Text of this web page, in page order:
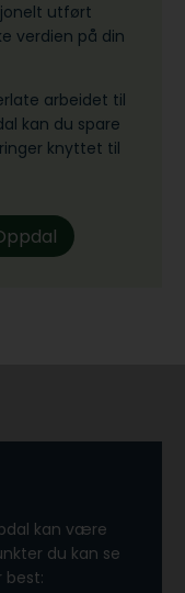
utført
verdien på din
arbeidet til
kan du spare
knyttet til
kan være
du kan se
best: